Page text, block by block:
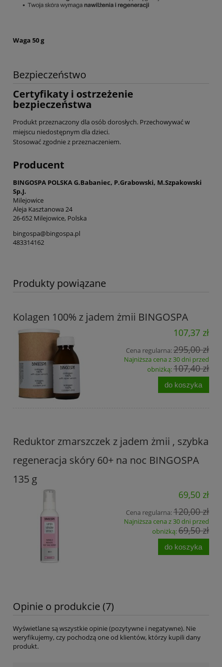
Waga 50 g
Bezpieczeństwo
Certyfikaty i ostrzeżenie
bezpieczeństwa
Produkt przeznaczony dla osób dorosłych. Przechowywać w
miejscu niedostępnym dla dzieci.
Stosować zgodnie z przeznaczeniem.
Producent
BINGOSPA POLSKA G.Babaniec, P.Grabowski, M.Szpakowski
Sp.J.
Milejowice
Aleja Kasztanowa 24
26-652 Milejowice, Polska
bingospa@bingospa.pl
483314162
Produkty powiązane
Kolagen 100% z jadem żmii BINGOSPA
107,37 zł
Cena regularna:295,00 zł
Najniższa cena z 30 dni przed
obniżką:107,40 zł
do koszyka
Reduktor zmarszczek z jadem żmii , szybka
regeneracja skóry 60+ na noc BINGOSPA
135 g
69,50 zł
Cena regularna:120,00 zł
Najniższa cena z 30 dni przed
obniżką:69,50 zł
do koszyka
Opinie o produkcie (7)
Wyświetlane są wszystkie opinie (pozytywne i negatywne). Nie
weryfikujemy, czy pochodzą one od klientów, którzy kupili dany
produkt.